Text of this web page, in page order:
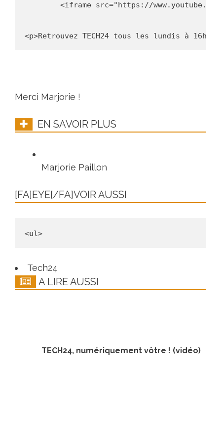
<iframe src="https://
Merci Marjorie !
EN SAVOIR PLUS
Marjorie Paillon
[FA]EYE[/FA]VOIR AUSSI
Tech24
A LIRE AUSSI
TECH24, numériquement vôtre ! (vidéo)